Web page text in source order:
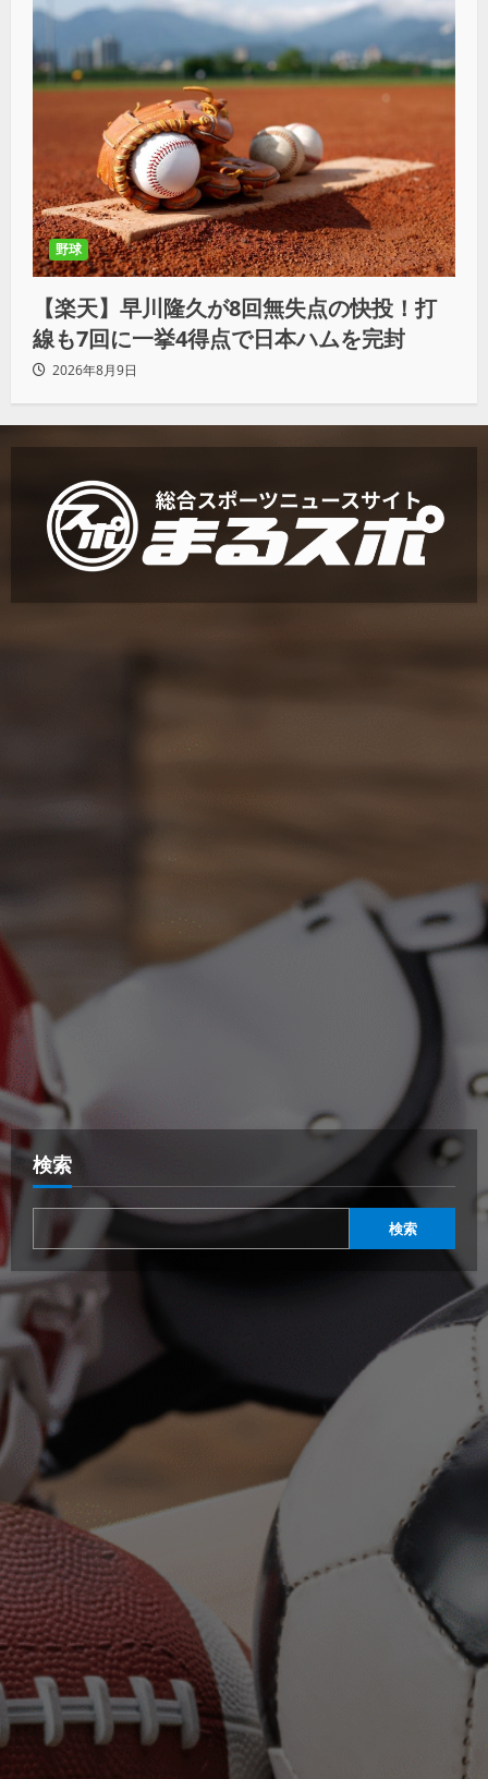
野球
【楽天】早川隆久が8回無失点の快投！打
線も7回に一挙4得点で日本ハムを完封
2026年8月9日
検索
検索